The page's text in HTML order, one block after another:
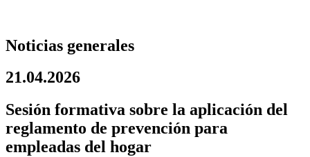
Noticias generales
21.04.2026
Sesión formativa sobre la aplicación del
reglamento de prevención para
empleadas del hogar